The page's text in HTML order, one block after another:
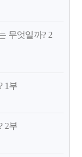
무엇일까? 2
1부
2부